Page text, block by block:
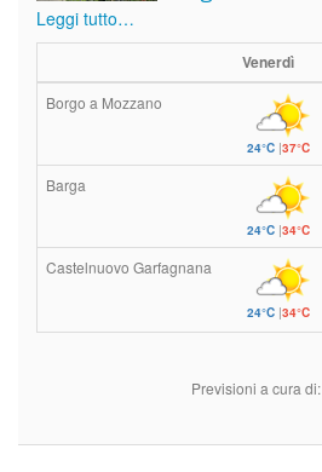
Leggi tutto…
Venerdì
Borgo a Mozzano
24°C|37°C
Barga
24°C|34°C
Castelnuovo Garfagnana
24°C|34°C
Previsioni a cura di: